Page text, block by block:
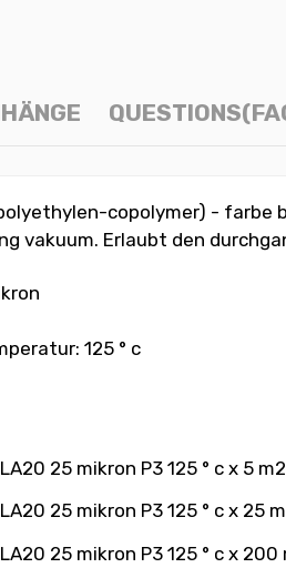
copolymer) - farbe
vakuum. Erlaubt den
125 ° c
25 mikron P3 125 ° c x 5
25 mikron P3 125 ° c x
25 mikron P3 125 ° c x